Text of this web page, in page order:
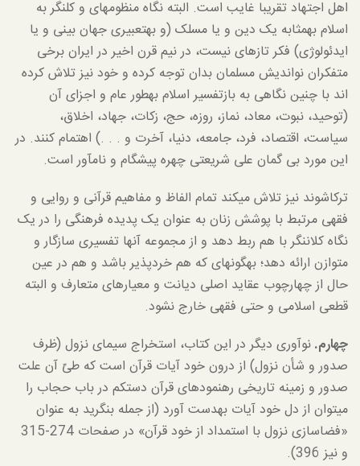
اهل اجتهاد تقریبا غایب است. البته نگاه منظومه­ای و کل­نگر به
اسلام به­مثابه یک دین و یا مسلک (و به­تعبیری جهان بینی و یا
ایدئولوژی) فکر تازه­ای نیست، در نیم قرن اخیر در ایران برخی
متفکران نواندیش مسلمان بدان توجه کرده و خود نیز تلاش کرده
اند با چنین نگاهی به بازتفسیر اسلام به­طور عام و اجزای آن
(توحید، نبوت، معاد، نماز، روزه، حج، زکات، جهاد، اخلاق،
سیاست، اقتصاد، فرد، جامعه، دنیا، آخرت و . . .) اهتمام کنند. در
این مورد بی گمان علی شریعتی چهره پیشگام و نام­آور است.
ترکاشوند نیز تلاش می­کند تمام الفاظ و مفاهیم قرآنی و روایی و
فقهی مرتبط با پوشش زنان به عنوان یک پدیده فرهنگی را در یک
نگاه کلان­نگر با هم ربط دهد و از مجموعه آن­ها تفسیری سازگار و
متوازن ارائه دهد؛ به­گونه­ای که هم خردپذیر باشد و هم در عین
حال از چهارچوب عقاید اصلی دیانت و معیارهای متعارف و البته
قطعی اسلامی و حتی فقهی خارج نشود.
چهارم.نوآوری دیگر در این کتاب، استخراج سیمای نزول (ظرف
صدور و شأن نزول) از درون خود آیات قرآن است که طیّ آن علت
صدور و زمینه تاریخی رهنمودهای قرآن دست­کم در باب حجاب را
می­توان از دل خود آیات به­دست آورد (از جمله بنگرید به عنوان
«فضاسازی نزول با استمداد از خود قرآن» در صفحات 274-315
و نیز 396).